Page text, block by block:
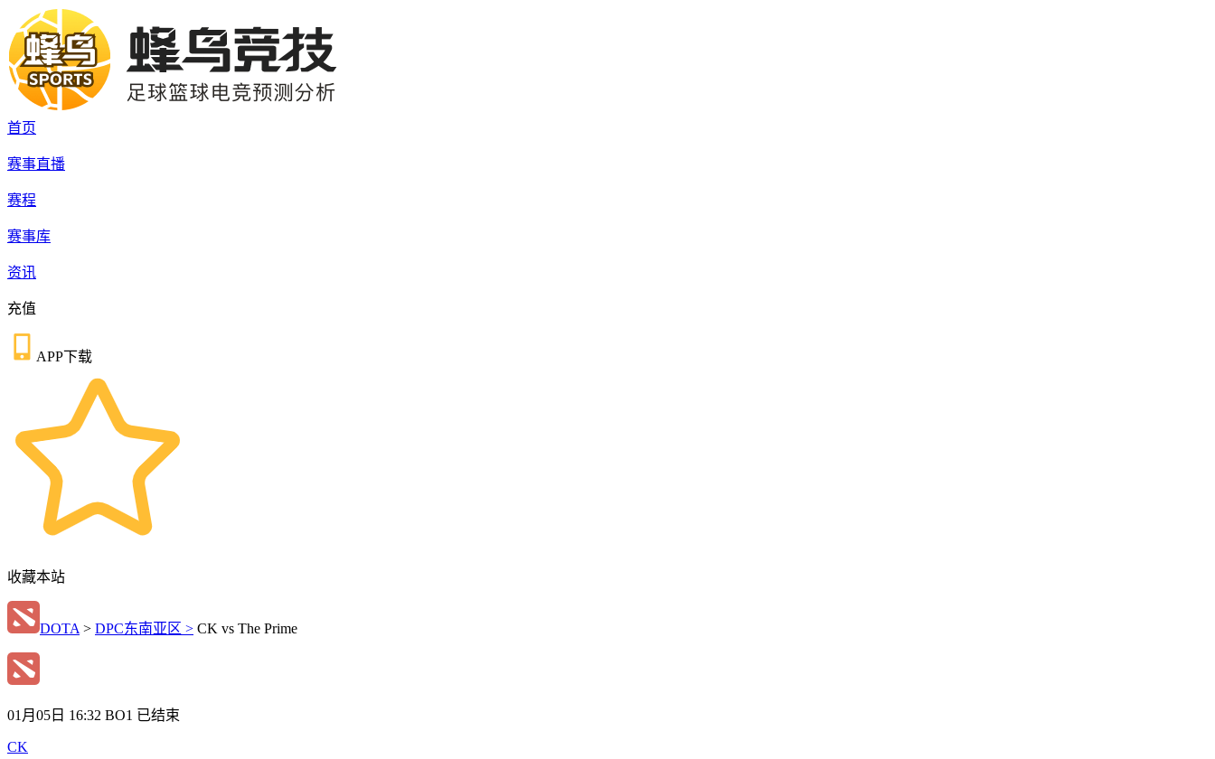
首页
赛事直播
赛程
赛事库
资讯
充值
APP下载
收藏本站
DOTA > DPC东南亚区 > CK vs The Prime
01月05日 16:32 BO1 已结束
CK